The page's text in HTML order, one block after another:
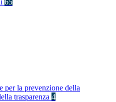
65
per la prevenzione della
trasparenza 4